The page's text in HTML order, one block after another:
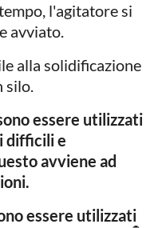
l'agitatore si
avviato.
alla solidificazione
silo.
essere utilizzati
difficili e
avviene ad
essere utilizzati